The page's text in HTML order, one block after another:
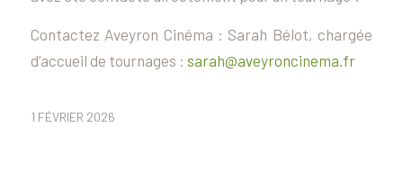
Contactez Aveyron Cinéma : Sarah Bélot, chargée
d’accueil de tournages : sarah@aveyroncinema.fr
1 FÉVRIER 2026